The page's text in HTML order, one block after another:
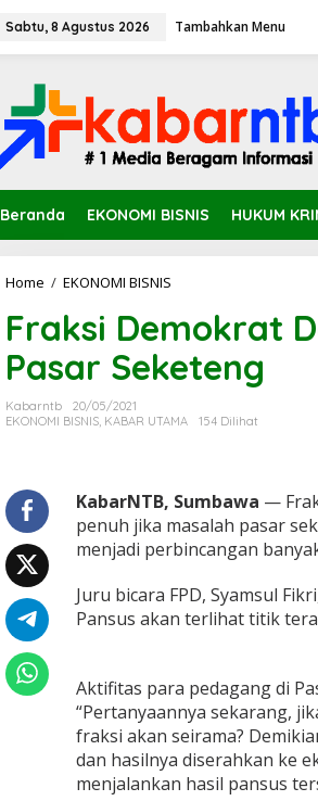
Sabtu, 8 Agustus 2026 Tambahkan Menu
Beranda EKONOMI BISNIS HUKUM
Home / EKONOMI BISNIS
a
k
s
i
e
r
t
D
r
o
P
R
D
e
n
Fraksi Demokrat
Pasar Seketeng
Kabarntb
20/05/2021
EKONOMI BISNIS, KABAR UTAMA 154 Dilihat
KabarNTB, Sumbawa —
penuh jika masalah pasar
menjadi perbincangan
Juru bicara FPD, Syamsul
Pansus akan terlihat titik
Aktifitas para pedagang di
“Pertanyaannya sekarang,
fraksi akan seirama?
dan hasilnya diserahkan ke
menjalankan hasil pansus